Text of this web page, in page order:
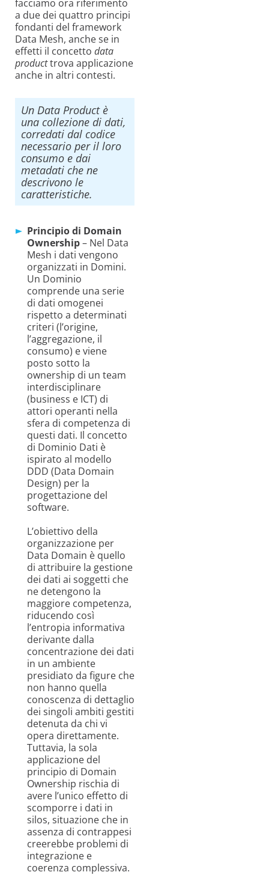
facciamo ora riferimento
a due dei quattro principi
fondanti del framework
Data Mesh, anche se in
effetti il concetto data
producttrova applicazione
anche in altri contesti.
Un Data Product è
una collezione di dati,
corredati dal codice
necessario per il loro
consumo e dai
metadati che ne
descrivono le
caratteristiche.
Principio di Domain
Ownership– Nel Data
Mesh i dati vengono
organizzati in Domini.
Un Dominio
comprende una serie
di dati omogenei
rispetto a determinati
criteri (l’origine,
l’aggregazione, il
consumo) e viene
posto sotto la
ownership di un team
interdisciplinare
(business e ICT) di
attori operanti nella
sfera di competenza di
questi dati. Il concetto
di Dominio Dati è
ispirato al modello
DDD (Data Domain
Design) per la
progettazione del
software.
L’obiettivo della
organizzazione per
Data Domain è quello
di attribuire la gestione
dei dati ai soggetti che
ne detengono la
maggiore competenza,
riducendo così
l’entropia informativa
derivante dalla
concentrazione dei dati
in un ambiente
presidiato da figure che
non hanno quella
conoscenza di dettaglio
dei singoli ambiti gestiti
detenuta da chi vi
opera direttamente.
Tuttavia, la sola
applicazione del
principio di Domain
Ownership rischia di
avere l’unico effetto di
scomporre i dati in
silos, situazione che in
assenza di contrappesi
creerebbe problemi di
integrazione e
coerenza complessiva.